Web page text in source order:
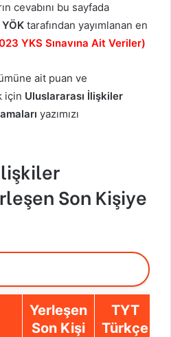
cevabını bu sayfada
YÖK tarafından yayımlanan en
YKS Sınavına Ait Veriler)
ait puan ve
için Uluslararası İlişkiler
yazımızı
Son Kişiye
Yerleşen
Son Kişi
TYT
Türkçe